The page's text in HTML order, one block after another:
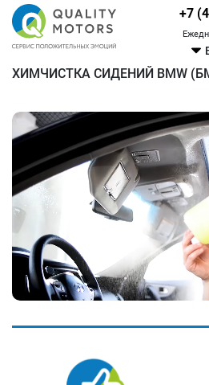
+7
ХИМЧИСТКА СИДЕНИЙ BMW